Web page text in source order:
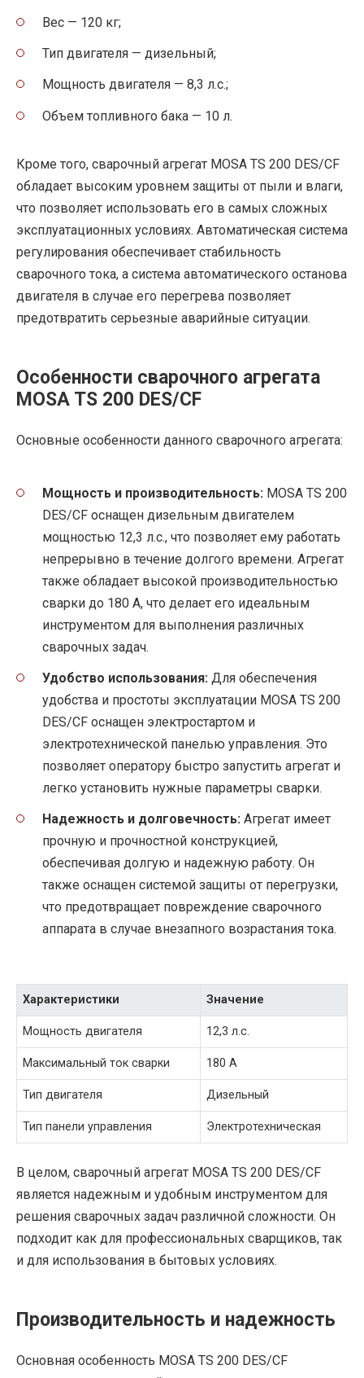
Вес — 120 кг;
Тип двигателя — дизельный;
Мощность двигателя — 8,3 л.с.;
Объем топливного бака — 10 л.
Кроме того, сварочный агрегат MOSA TS 200 DES/CF
обладает высоким уровнем защиты от пыли и влаги,
что позволяет использовать его в самых сложных
эксплуатационных условиях. Автоматическая система
регулирования обеспечивает стабильность
сварочного тока, а система автоматического останова
двигателя в случае его перегрева позволяет
предотвратить серьезные аварийные ситуации.
Особенности сварочного агрегата
MOSA TS 200 DES/CF
Основные особенности данного сварочного агрегата:
Мощность и производительность: MOSA TS 200
DES/CF оснащен дизельным двигателем
мощностью 12,3 л.с., что позволяет ему работать
непрерывно в течение долгого времени. Агрегат
также обладает высокой производительностью
сварки до 180 А, что делает его идеальным
инструментом для выполнения различных
сварочных задач.
Удобство использования: Для обеспечения
удобства и простоты эксплуатации MOSA TS 200
DES/CF оснащен электростартом и
электротехнической панелью управления. Это
позволяет оператору быстро запустить агрегат и
легко установить нужные параметры сварки.
Надежность и долговечность: Агрегат имеет
прочную и прочностной конструкцией,
обеспечивая долгую и надежную работу. Он
также оснащен системой защиты от перегрузки,
что предотвращает повреждение сварочного
аппарата в случае внезапного возрастания тока.
Характеристики Значение
Мощность двигателя 12,3 л.с.
Максимальный ток сварки 180 А
Тип двигателя Дизельный
Тип панели управления Электротехническая
В целом, сварочный агрегат MOSA TS 200 DES/CF
является надежным и удобным инструментом для
решения сварочных задач различной сложности. Он
подходит как для профессиональных сварщиков, так
и для использования в бытовых условиях.
Производительность и надежность
Основная особенность MOSA TS 200 DES/CF